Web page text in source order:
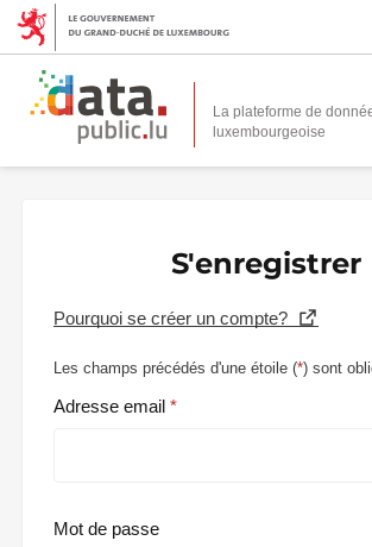
La plateforme de
S'enregistrer
Pourquoi se créer un compte?
Les champs précédés d'une étoile (*) sont
Adresse email
Mot de passe